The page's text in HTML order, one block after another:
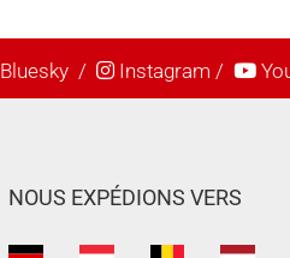
Bluesky/ Instagram /
NOUS EXPÉDIONS VERS